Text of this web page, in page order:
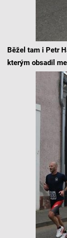
Běžel tam i Petr
kterým obsadil